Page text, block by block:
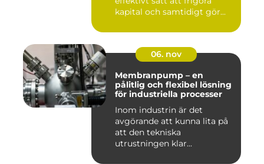
kapital och samtidigt gör...
06. nov
Membranpump – en
pålitlig och flexibel lösning
för industriella processer
Inom industrin är det
avgörande att kunna lita på
att den tekniska
utrustningen klar...